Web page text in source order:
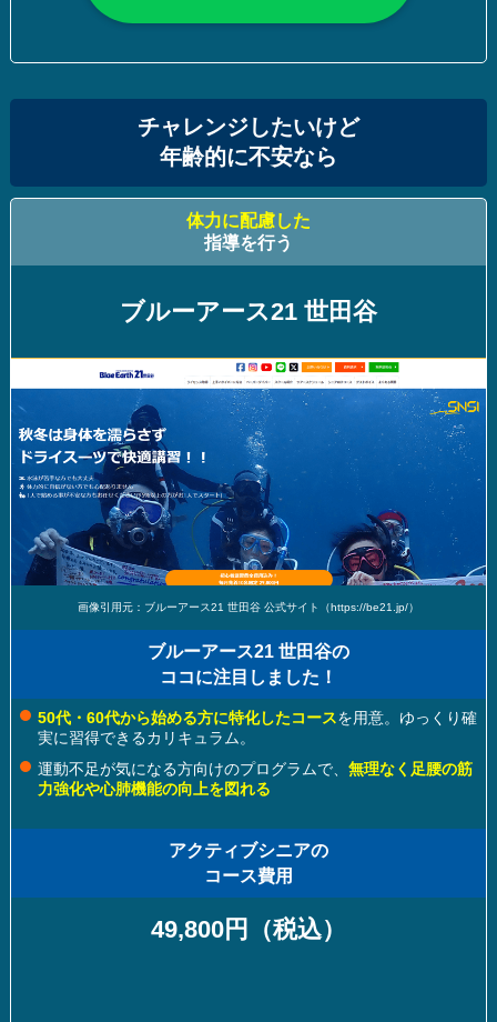
チャレンジしたいけど
年齢的に不安なら
体力に配慮した
指導を行う
ブルーアース21 世田谷
画像引用元：ブルーアース21 世田谷 公式サイト（https://be21.jp/）
ブルーアース21 世田谷の
ココに注目しました！
50代・60代から始める方に特化したコースを用意。ゆっくり確
実に習得できるカリキュラム。
運動不足が気になる方向けのプログラムで、 無理なく足腰の筋
力強化や心肺機能の向上を図れる
アクティブシニアの
コース費用
49,800円（税込）